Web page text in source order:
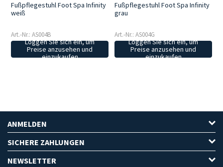
Fußpflegestuhl Foot Spa Infinity
weiß
Art.-Nr.: AS004B
Loggen Sie sich ein, um
Preise anzusehen und
einzukaufen
Fußpflegestuhl Foot Spa Infinity
grau
Art.-Nr.: AS004G
Loggen Sie sich ein, um
Preise anzusehen und
einzukaufen
ANMELDEN
SICHERE ZAHLUNGEN
NEWSLETTER